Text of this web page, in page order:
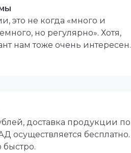
это не когда «много и
но регулярно». Хотя,
нам тоже очень интересен.
доставка продукции по
осуществляется бесплатно.